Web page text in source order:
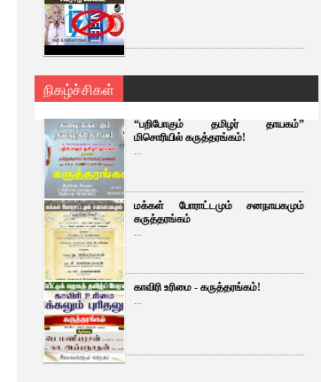
நிகழ்ச்சிகள்
“பறிபோகும் தமிழர் தாயகம்”
மிசொரியில் கருத்தரங்கம்!
...
மக்கள் போராட்டமும் சனநாயகமும்
கருத்தரங்கம்
...
காவிரி உரிமை - கருத்தரங்கம்!
...